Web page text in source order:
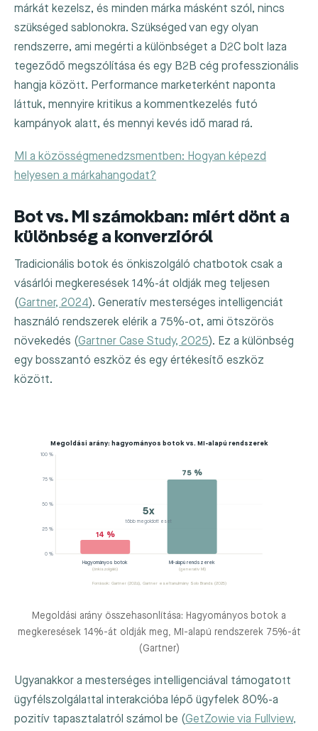
márkát kezelsz, és minden márka másként szól, nincs
szükséged sablonokra. Szükséged van egy olyan
rendszerre, ami megérti a különbséget a D2C bolt laza
tegeződő megszólítása és egy B2B cég professzionális
hangja között. Performance marketerként naponta
láttuk, mennyire kritikus a kommentkezelés futó
kampányok alatt, és mennyi kevés idő marad rá.
MI a közösségmenedzsmentben: Hogyan képezd
helyesen a márkahangodat?
Bot vs. MI számokban: miért dönt a
különbség a konverzióról
Tradicionális botok és önkiszolgáló chatbotok csak a
vásárlói megkeresések 14%-át oldják meg teljesen
(Gartner, 2024). Generatív mesterséges intelligenciát
használó rendszerek elérik a 75%-ot, ami ötszörös
növekedés (Gartner Case Study, 2025). Ez a különbség
egy bosszantó eszköz és egy értékesítő eszköz
között.
Megoldási arány: hagyományos botok vs. MI-alapú rendszerek
25 %
50 %
75 %
100 %
0 %
14 %
Hagyományos botok
(önkiszolgáló)
75 %
MI-alapú rendszerek
(generatív MI)
5x
több megoldott eset
Források: Gartner (2024), Gartner esettanulmány Solo Brands (2025)
Megoldási arány összehasonlítása: Hagyományos botok a
megkeresések 14%-át oldják meg, MI-alapú rendszerek 75%-át
(Gartner)
Ugyanakkor a mesterséges intelligenciával támogatott
ügyfélszolgálattal interakcióba lépő ügyfelek 80%-a
pozitív tapasztalatról számol be (GetZowie via Fullview,